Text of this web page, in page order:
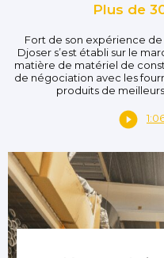
Plus de
Fort de son expérience de
Djoser s’est établi sur le
matière de matériel de
de négociation avec les
produits de